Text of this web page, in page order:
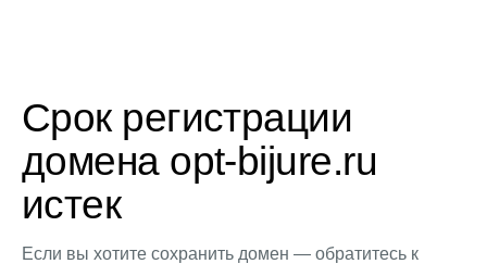
Срок регистрации
домена opt-bijure.ru
истек
Если вы хотите сохранить домен — обратитесь к